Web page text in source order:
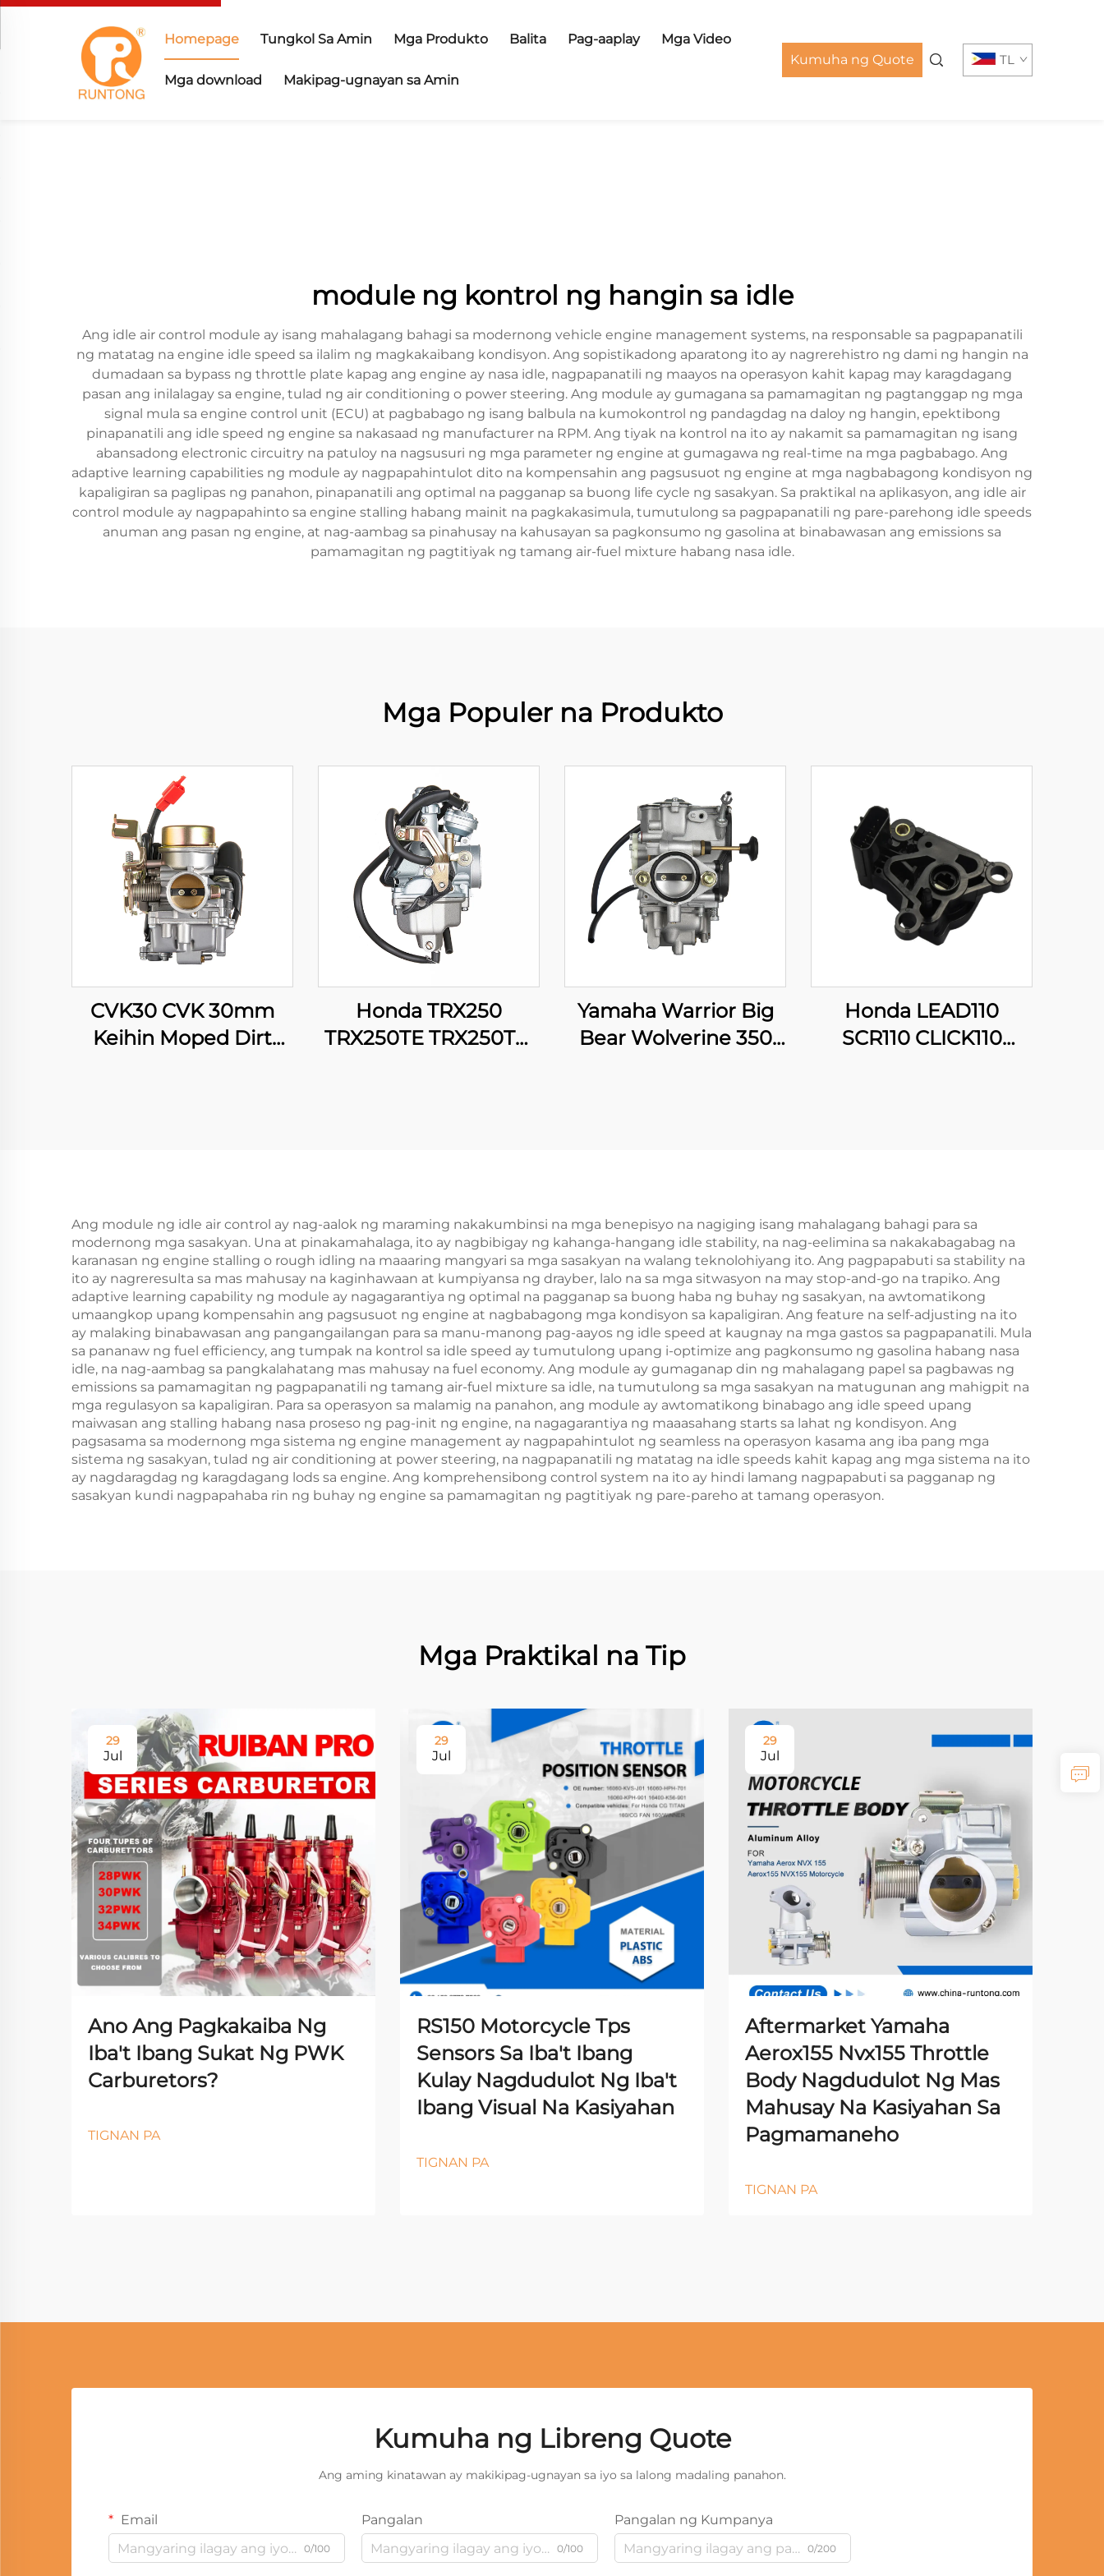
Homepage Tungkol Sa Amin Mga Produkto Balita Pag-aaplay Mga Video
Mga download Makipag-ugnayan sa Amin
Kumuha ng Quote TL
module ng kontrol ng hangin sa idle
Ang idle air control module ay isang mahalagang bahagi sa modernong vehicle engine management systems, na responsable sa pagpapanatili
ng matatag na engine idle speed sa ilalim ng magkakaibang kondisyon. Ang sopistikadong aparatong ito ay nagrerehistro ng dami ng hangin na
dumadaan sa bypass ng throttle plate kapag ang engine ay nasa idle, nagpapanatili ng maayos na operasyon kahit kapag may karagdagang
pasan ang inilalagay sa engine, tulad ng air conditioning o power steering. Ang module ay gumagana sa pamamagitan ng pagtanggap ng mga
signal mula sa engine control unit (ECU) at pagbabago ng isang balbula na kumokontrol ng pandagdag na daloy ng hangin, epektibong
pinapanatili ang idle speed ng engine sa nakasaad ng manufacturer na RPM. Ang tiyak na kontrol na ito ay nakamit sa pamamagitan ng isang
abansadong electronic circuitry na patuloy na nagsusuri ng mga parameter ng engine at gumagawa ng real-time na mga pagbabago. Ang
adaptive learning capabilities ng module ay nagpapahintulot dito na kompensahin ang pagsusuot ng engine at mga nagbabagong kondisyon ng
kapaligiran sa paglipas ng panahon, pinapanatili ang optimal na pagganap sa buong life cycle ng sasakyan. Sa praktikal na aplikasyon, ang idle air
control module ay nagpapahinto sa engine stalling habang mainit na pagkakasimula, tumutulong sa pagpapanatili ng pare-parehong idle speeds
anuman ang pasan ng engine, at nag-aambag sa pinahusay na kahusayan sa pagkonsumo ng gasolina at binabawasan ang emissions sa
pamamagitan ng pagtitiyak ng tamang air-fuel mixture habang nasa idle.
Mga Populer na Produkto
CVK30 CVK 30mm
Keihin Moped Dirt
Honda TRX250
TRX250TE TRX250TM
Yamaha Warrior Big
Bear Wolverine 350
Honda LEAD110
SCR110 CLICK110
Ang module ng idle air control ay nag-aalok ng maraming nakakumbinsi na mga benepisyo na nagiging isang mahalagang bahagi para sa
modernong mga sasakyan. Una at pinakamahalaga, ito ay nagbibigay ng kahanga-hangang idle stability, na nag-eelimina sa nakakabagabag na
karanasan ng engine stalling o rough idling na maaaring mangyari sa mga sasakyan na walang teknolohiyang ito. Ang pagpapabuti sa stability na
ito ay nagreresulta sa mas mahusay na kaginhawaan at kumpiyansa ng drayber, lalo na sa mga sitwasyon na may stop-and-go na trapiko. Ang
adaptive learning capability ng module ay nagagarantiya ng optimal na pagganap sa buong haba ng buhay ng sasakyan, na awtomatikong
umaangkop upang kompensahin ang pagsusuot ng engine at nagbabagong mga kondisyon sa kapaligiran. Ang feature na self-adjusting na ito
ay malaking binabawasan ang pangangailangan para sa manu-manong pag-aayos ng idle speed at kaugnay na mga gastos sa pagpapanatili. Mula
sa pananaw ng fuel efficiency, ang tumpak na kontrol sa idle speed ay tumutulong upang i-optimize ang pagkonsumo ng gasolina habang nasa
idle, na nag-aambag sa pangkalahatang mas mahusay na fuel economy. Ang module ay gumaganap din ng mahalagang papel sa pagbawas ng
emissions sa pamamagitan ng pagpapanatili ng tamang air-fuel mixture sa idle, na tumutulong sa mga sasakyan na matugunan ang mahigpit na
mga regulasyon sa kapaligiran. Para sa operasyon sa malamig na panahon, ang module ay awtomatikong binabago ang idle speed upang
maiwasan ang stalling habang nasa proseso ng pag-init ng engine, na nagagarantiya ng maaasahang starts sa lahat ng kondisyon. Ang
pagsasama sa modernong mga sistema ng engine management ay nagpapahintulot ng seamless na operasyon kasama ang iba pang mga
sistema ng sasakyan, tulad ng air conditioning at power steering, na nagpapanatili ng matatag na idle speeds kahit kapag ang mga sistema na ito
ay nagdaragdag ng karagdagang lods sa engine. Ang komprehensibong control system na ito ay hindi lamang nagpapabuti sa pagganap ng
sasakyan kundi nagpapahaba rin ng buhay ng engine sa pamamagitan ng pagtitiyak ng pare-pareho at tamang operasyon.
Mga Praktikal na Tip
29
Jul
Ano Ang Pagkakaiba Ng
Iba't Ibang Sukat Ng PWK
Carburetors?
TIGNAN PA
29
Jul
RS150 Motorcycle Tps
Sensors Sa Iba't Ibang
Kulay Nagdudulot Ng Iba't
Ibang Visual Na Kasiyahan
TIGNAN PA
29
Jul
Aftermarket Yamaha
Aerox155 Nvx155 Throttle
Body Nagdudulot Ng Mas
Mahusay Na Kasiyahan Sa
Pagmamaneho
TIGNAN PA
Kumuha ng Libreng Quote
Ang aming kinatawan ay makikipag-ugnayan sa iyo sa lalong madaling panahon.
Email
0/100
Pangalan
0/100
Pangalan ng Kumpanya
0/200